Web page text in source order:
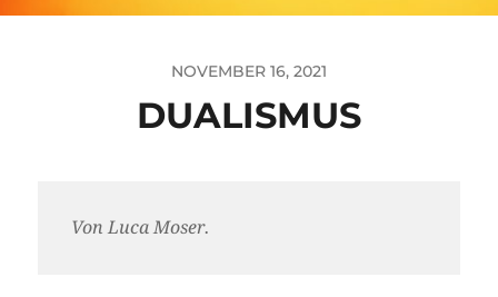
NOVEMBER 16, 2021
DUALISMUS
Von Luca Moser.